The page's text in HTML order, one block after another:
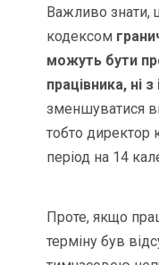
Важливо знати,
кодексом
можуть бути
працівника, ні з
зменшуватися
тобто директор
період на 14
Проте, якщо
терміну був